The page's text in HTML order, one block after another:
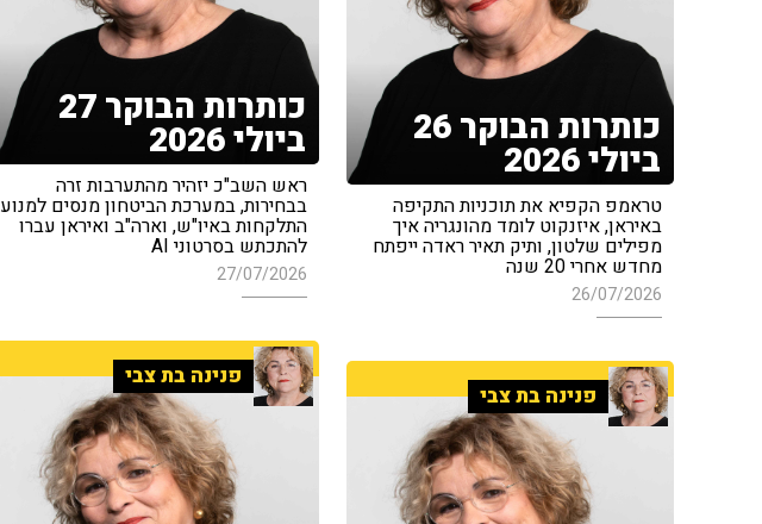
כותרות הבוקר 27
ביולי 2026
ראש השב"כ יזהיר מהתערבות זרה
בבחירות, במערכת הביטחון מנסים למנוע
התלקחות באיו"ש, וארה"ב ואיראן עברו
להתכתש בסרטוני AI
27/07/2026
כותרות הבוקר 26
ביולי 2026
טראמפ הקפיא את תוכניות התקיפה
באיראן, איזנקוט לומד מהונגריה איך
מפילים שלטון, ותיק תאיר ראדה ייפתח
מחדש אחרי 20 שנה
26/07/2026
פנינה בת צבי
פנינה בת צבי